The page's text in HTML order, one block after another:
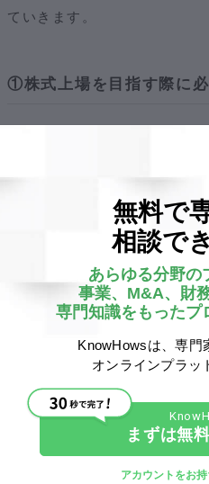
ていきます。
①株式上場を目指す際に
そして、公開会社になるため
職の設置を行わなければなり
最低３人以上の取締役及び
監査役会の設置（監査等委
ている会社は除く）
会計監査人の設置
無料で
相談で
あらゆる分野の
事業、M&A、財
専門知識をもったプ
KnowHowsは、専門
オンラインプラッ
まずは無
アカウントをお